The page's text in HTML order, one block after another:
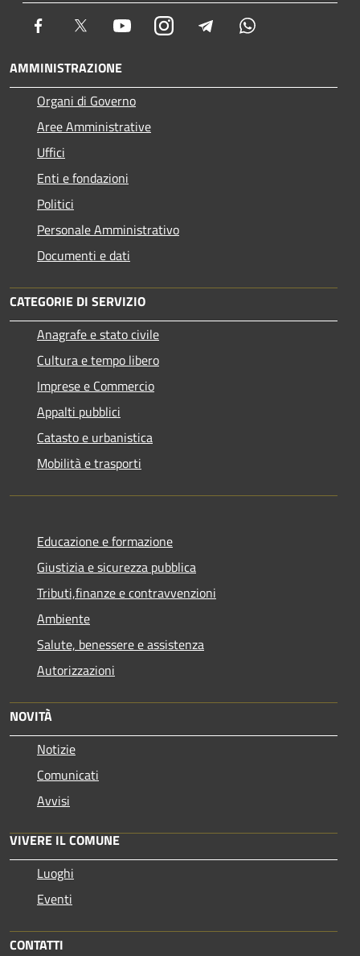
Facebook Twitter YoutubeInstagram Telegram
AMMINISTRAZIONE
Organi di Governo
Aree Amministrative
Uffici
Enti e fondazioni
Politici
Personale Amministrativo
Documenti e dati
CATEGORIE DI SERVIZIO
Anagrafe e stato civile
Cultura e tempo libero
Imprese e Commercio
Appalti pubblici
Catasto e urbanistica
Mobilità e trasporti
Educazione e formazione
Giustizia e sicurezza pubblica
Tributi,finanze e contravvenzioni
Ambiente
Salute, benessere e assistenza
Autorizzazioni
NOVITÀ
Notizie
Comunicati
Avvisi
VIVERE IL COMUNE
Luoghi
Eventi
CONTATTI